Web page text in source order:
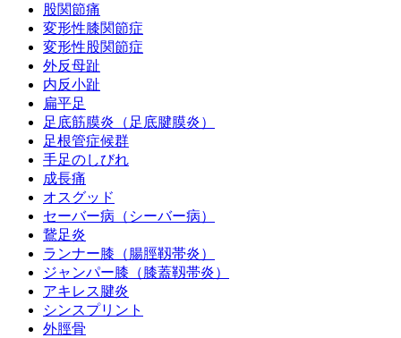
股関節痛
変形性膝関節症
変形性股関節症
外反母趾
内反小趾
扁平足
足底筋膜炎（足底腱膜炎）
足根管症候群
手足のしびれ
成長痛
オスグッド
セーバー病（シーバー病）
鵞足炎
ランナー膝（腸脛靱帯炎）
ジャンパー膝（膝蓋靱帯炎）
アキレス腱炎
シンスプリント
外脛骨